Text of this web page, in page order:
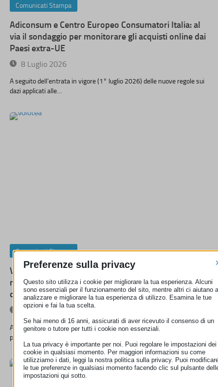
Comunicati Stampa
Adiconsum e Centro Europeo Consumatori Italia: al
via il sondaggio per monitorare gli acquisti online dai
Paesi extra-UE
8 Luglio 2026
A seguito dell’entrata in vigore (1° luglio 2026) delle nuove regole sui
dazi applicati alle…
Comunicati Stampa
Volotea ritira la “Fair Travel Promise”: passo positivo,
ma restano centrali trasparenza e tutela dei
consumatori
11 Giugno 2026
ADICONSUM e il Centro Europeo Consumatori Italia accolgono
positivamente la decisione di Volotea di ritirare…
Preferenze sulla privacy
Questo sito utilizza i cookie per migliorare la tua esperienza. Alcuni
sono essenziali per il funzionamento del sito, mentre altri ci aiutano
analizzare e migliorare la tua esperienza di utilizzo. Esamina le tue
opzioni e fai la tua scelta.
Se hai meno di 16 anni, assicurati di aver ricevuto il consenso di un
genitore o tutore per tutti i cookie non essenziali.
La tua privacy è importante per noi. Puoi regolare le impostazioni dei
cookie in qualsiasi momento. Per maggiori informazioni su come
utilizziamo i dati, leggi la nostra politica sulla privacy. Puoi
le tue preferenze in qualsiasi momento facendo clic sul pulsante
impostazioni qui sotto.